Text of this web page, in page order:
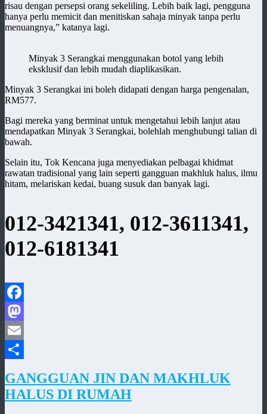
risau dengan persepsi orang sekeliling. Lebih baik lagi, pengguna
hanya perlu memicit dan menitiskan sahaja minyak tanpa perlu
menuangnya,” katanya lagi.
Minyak 3 Serangkai menggunakan botol yang lebih
eksklusif dan lebih mudah diaplikasikan.
Minyak 3 Serangkai ini boleh didapati dengan harga pengenalan,
RM577.
Bagi mereka yang berminat untuk mengetahui lebih lanjut atau
mendapatkan Minyak 3 Serangkai, bolehlah menghubungi talian di
bawah.
Selain itu, Tok Kencana juga menyediakan pelbagai khidmat
rawatan tradisional yang lain seperti gangguan makhluk halus, ilmu
hitam, melariskan kedai, buang susuk dan banyak lagi.
012-3421341, 012-3611341,
012-6181341
Facebook
Mastodon
Email
GANGGUAN JIN DAN MAKHLUK
HALUS DI RUMAH